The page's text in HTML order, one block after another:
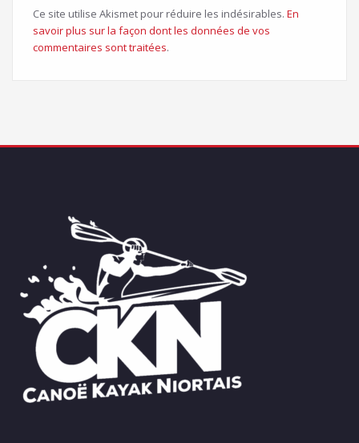
Ce site utilise Akismet pour réduire les indésirables. En
savoir plus sur la façon dont les données de vos
commentaires sont traitées.